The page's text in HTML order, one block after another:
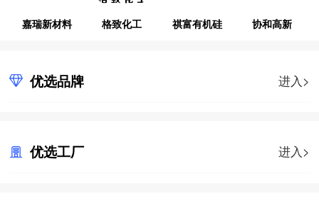
嘉瑞新材料 格致化工 祺富有机硅 协和高新
优选品牌 进入>
优选工厂 进入>